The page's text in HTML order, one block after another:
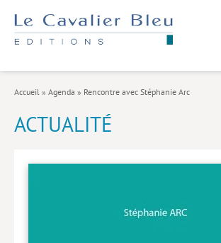
Histoire
Accueil » Agenda » Rencontre avec Stéphanie Arc
ACTUALITÉ